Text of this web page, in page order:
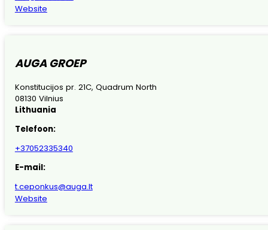
Website
AUGA GROEP
Konstitucijos pr. 21C, Quadrum North
08130 Vilnius
Lithuania
Telefoon:
+37052335340
E-mail:
t.ceponkus@auga.lt
Website